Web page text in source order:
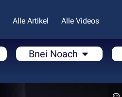
Alle Artikel Alle Videos
Bnei Noach